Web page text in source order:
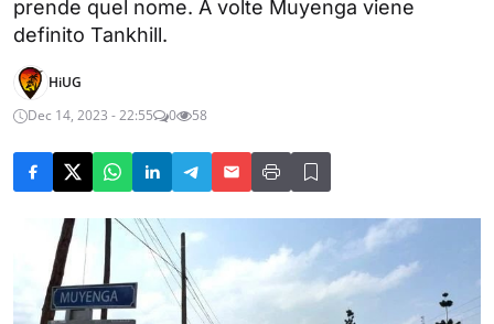
prende quel nome. A volte Muyenga viene
definito Tankhill.
HiUG
Dec 14, 2023 - 22:55
0 58